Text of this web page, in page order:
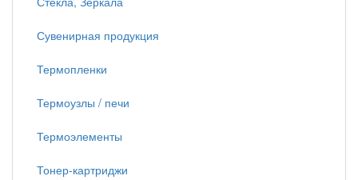
Сувенирная продукция
Термопленки
Термоузлы / печи
Термоэлементы
Тонер-картриджи